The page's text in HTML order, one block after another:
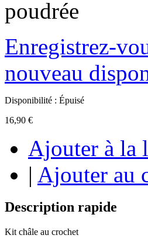
Enregistrez-
nouveau
Disponibilité : Épuisé
16,90 €
Ajouter à la
| Ajouter au
Description rapide
Kit châle au crochet